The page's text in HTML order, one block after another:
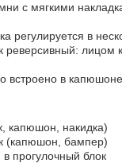
с мягкими
регулируется в
реверсивный:
встроено в капюшоне
капюшон, накидка)
(капюшон, бампер)
прогулочный блок